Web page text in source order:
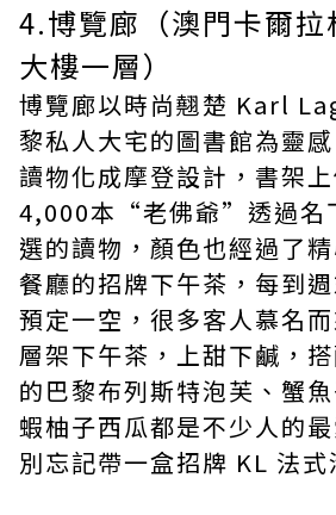
4.博覽廊（澳門卡爾拉
大樓一層）
博覽廊以時尚翹楚 Karl
黎私人大宅的圖書館為靈
讀物化成摩登設計，書架
4,000本“老佛爺”透過名
選的讀物，顏色也經過了精
餐廳的招牌下午茶，每到
預定一空，很多客人慕名
層架下午茶，上甜下鹹，
的巴黎布列斯特泡芙、蟹
蝦柚子西瓜都是不少人的最
別忘記帶一盒招牌 KL 法式